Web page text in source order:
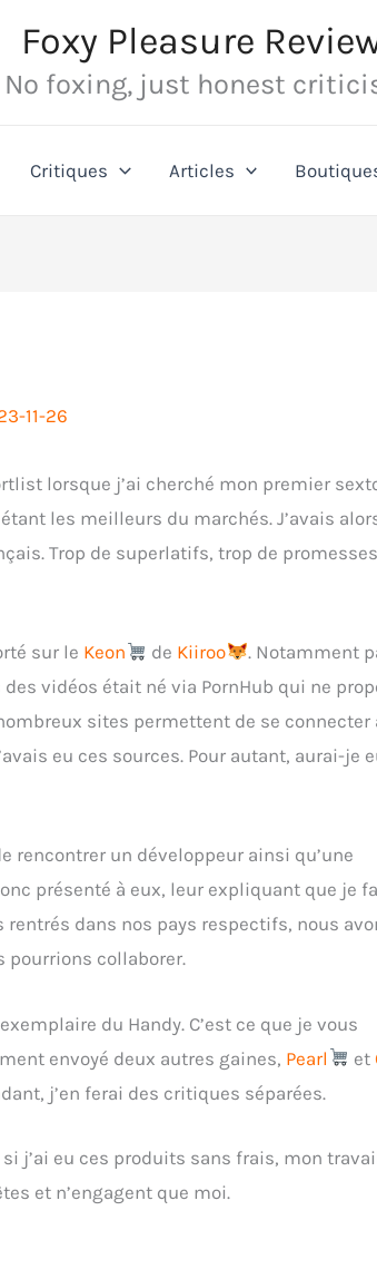
Foxy Pleasure
No foxing, just honest
Critiques Articles
11-26
lorsque j’ai cherché mon premier
les meilleurs du marchés. J’avais
Trop de superlatifs, trop de promesses
sur le Keon de Kiiroo
. Notamment
vidéos était né via PornHub qui ne
sites permettent de se connecter
eu ces sources. Pour autant, aurai-je
rencontrer un développeur ainsi qu’une
présenté à eux, leur expliquant que je
dans nos pays respectifs, nous
pourrions collaborer.
du Handy. C’est ce que je vous
envoyé deux autres gaines, Pearl et
j’en ferai des critiques séparées.
j’ai eu ces produits sans frais, mon
et n’engagent que moi.